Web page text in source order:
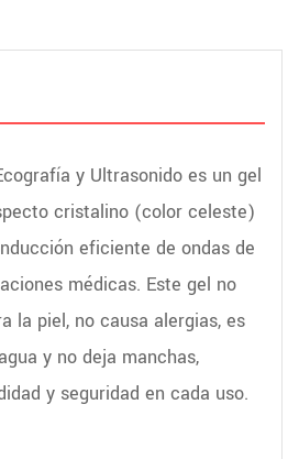
y Ultrasonido es un gel
cristalino (color celeste)
eficiente de ondas de
médicas. Este gel no
la piel, no causa alergias, es
y no deja manchas,
y seguridad en cada uso.